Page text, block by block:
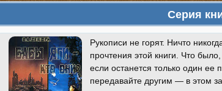
Серия
Рукописи не горят. Ничто
прочтения этой книги. Что
если останется только один ее
передавайте другим — в этом